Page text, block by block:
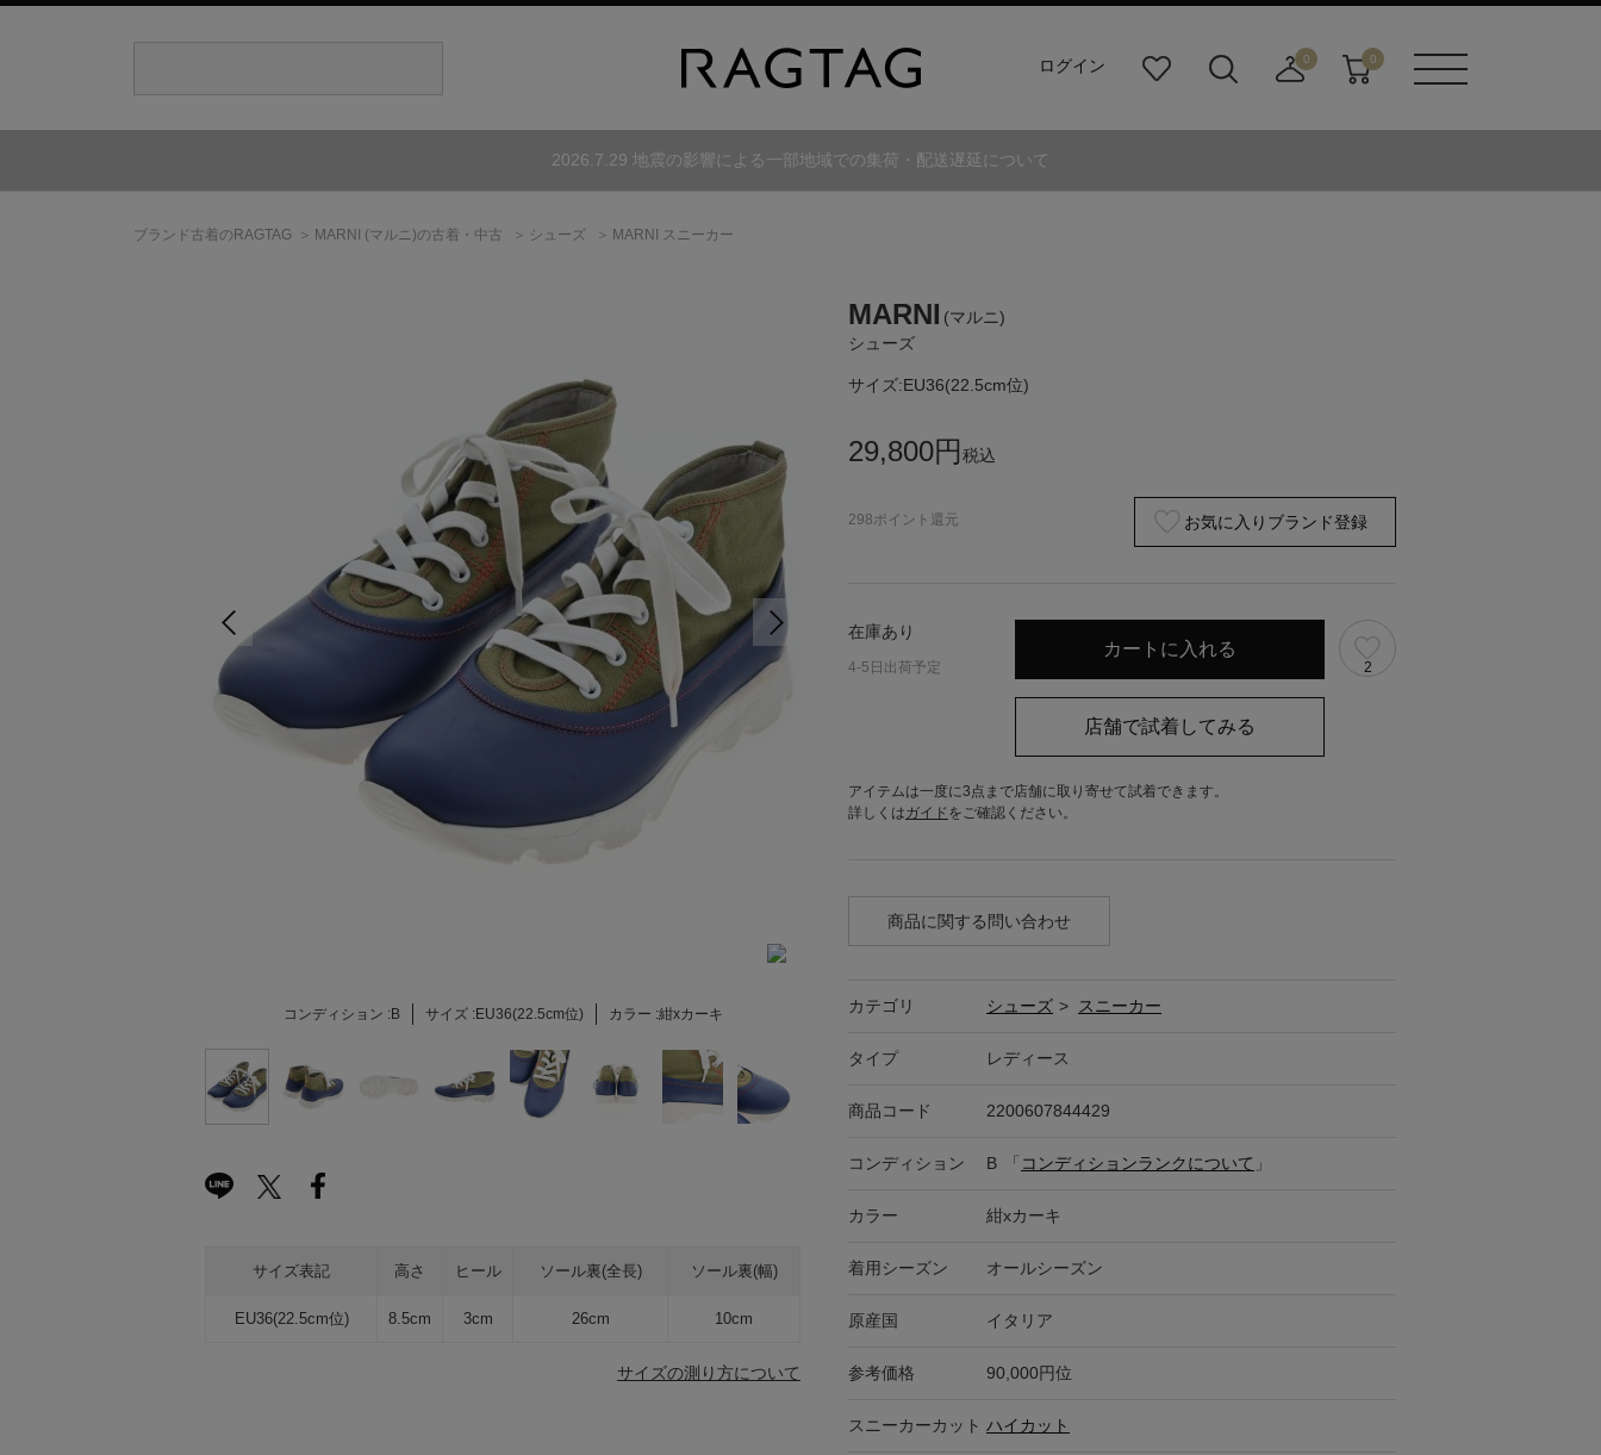
ログイン
り
ダ
0
寄
0
2026.7.29 地震の影響による一部地域での集荷・配送遅延について
ブランド古着のRAGTAG MARNI (マルニ)の古着・中古 シューズ MARNI スニーカー
コンディション :B サイズ :EU36(22.5cm位) カラー :紺xカーキ
サイズ表記 高さ ヒール ソール裏(全長) ソール裏(幅)
EU36(22.5cm位) 8.5cm 3cm 26cm 10cm
サイズの測り方について
MARNI (マルニ)
シューズ
サイズ:EU36(22.5cm位)
29,800円 税込
298ポイント還元 お気に入りブランド登録
在庫あり
4-5日出荷予定 2
アイテムは一度に3点まで店舗に取り寄せて試着できます。
詳しくはガイド をご確認ください。
商品に関する問い合わせ
カテゴリ シューズ > スニーカー
タイプ レディース
商品コード 2200607844429
コンディション B 「 コンディションランクについて 」
カラー 紺xカーキ
着用シーズン オールシーズン
原産国 イタリア
参考価格 90,000円位
スニーカーカット ハイカット